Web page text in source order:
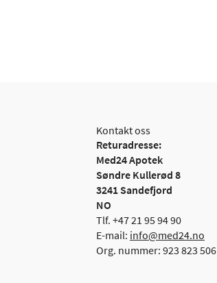
Kontakt oss
Returadresse:
Med24 Apotek
Søndre Kullerød 8
3241 Sandefjord
NO
Tlf. +47 21 95 94 90
E-mail: info@med24.no
Org. nummer: 923 823 506